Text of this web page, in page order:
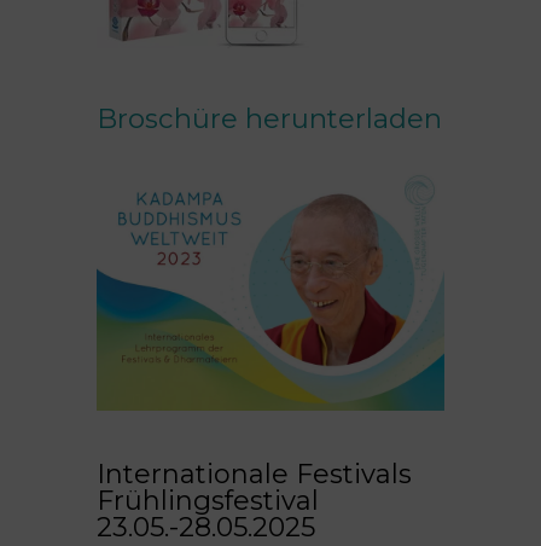
Broschüre herunterladen
Internationale Festivals
Frühlingsfestival
23.05.-28.05.2025